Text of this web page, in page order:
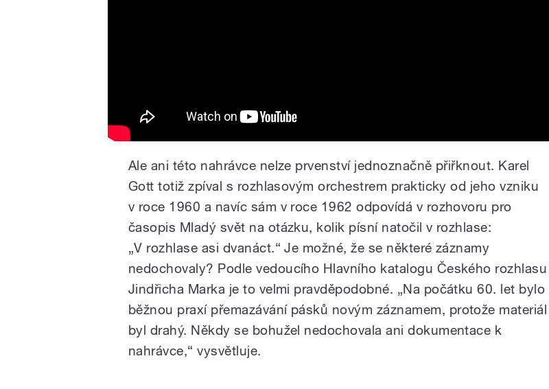
Ale ani této nahrávce nelze prvenství jednoznačně přiřknout. Karel
Gott totiž zpíval s rozhlasovým orchestrem prakticky od jeho vzniku
v roce 1960 a navíc sám v roce 1962 odpovídá v rozhovoru pro
časopis Mladý svět na otázku, kolik písní natočil v rozhlase:
„V rozhlase asi dvanáct.“ Je možné, že se některé záznamy
nedochovaly? Podle vedoucího Hlavního katalogu Českého rozhlasu
Jindřicha Marka je to velmi pravděpodobné. „Na počátku 60. let bylo
běžnou praxí přemazávání pásků novým záznamem, protože materiál
byl drahý. Někdy se bohužel nedochovala ani dokumentace k
nahrávce,“ vysvětluje.